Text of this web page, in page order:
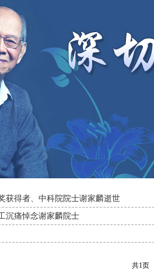
获得者、中科院院士谢家麟逝世
沉痛悼念谢家麟院士
共1页